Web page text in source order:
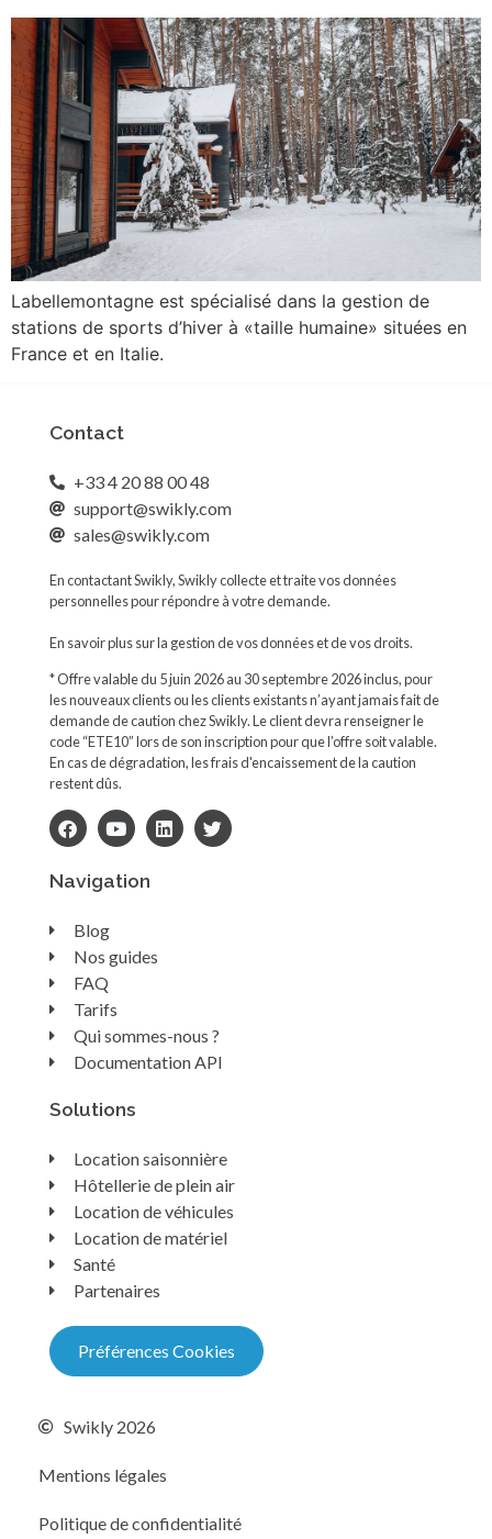
Labellemontagne est spécialisé dans la gestion de
stations de sports d’hiver à «taille humaine» situées en
France et en Italie.
Contact
+33 4 20 88 00 48
support@swikly.com
sales@swikly.com
En contactant Swikly, Swikly collecte et traite vos données
personnelles pour répondre à votre demande.
En savoir plus sur la gestion de vos données et de vos droits.
* Offre valable du 5 juin 2026 au 30 septembre 2026 inclus, pour
les nouveaux clients ou les clients existants n’ayant jamais fait de
demande de caution chez Swikly. Le client devra renseigner le
code “ETE10” lors de son inscription pour que l’offre soit valable.
En cas de dégradation, les frais d'encaissement de la caution
restent dûs.
Navigation
Blog
Nos guides
FAQ
Tarifs
Qui sommes-nous ?
Documentation API
Solutions
Location saisonnière
Hôtellerie de plein air
Location de véhicules
Location de matériel
Santé
Partenaires
Préférences Cookies
Swikly 2026
Mentions légales
Politique de confidentialité